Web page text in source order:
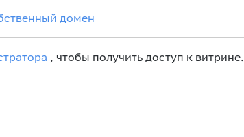
домен
, чтобы получить доступ к витрине.